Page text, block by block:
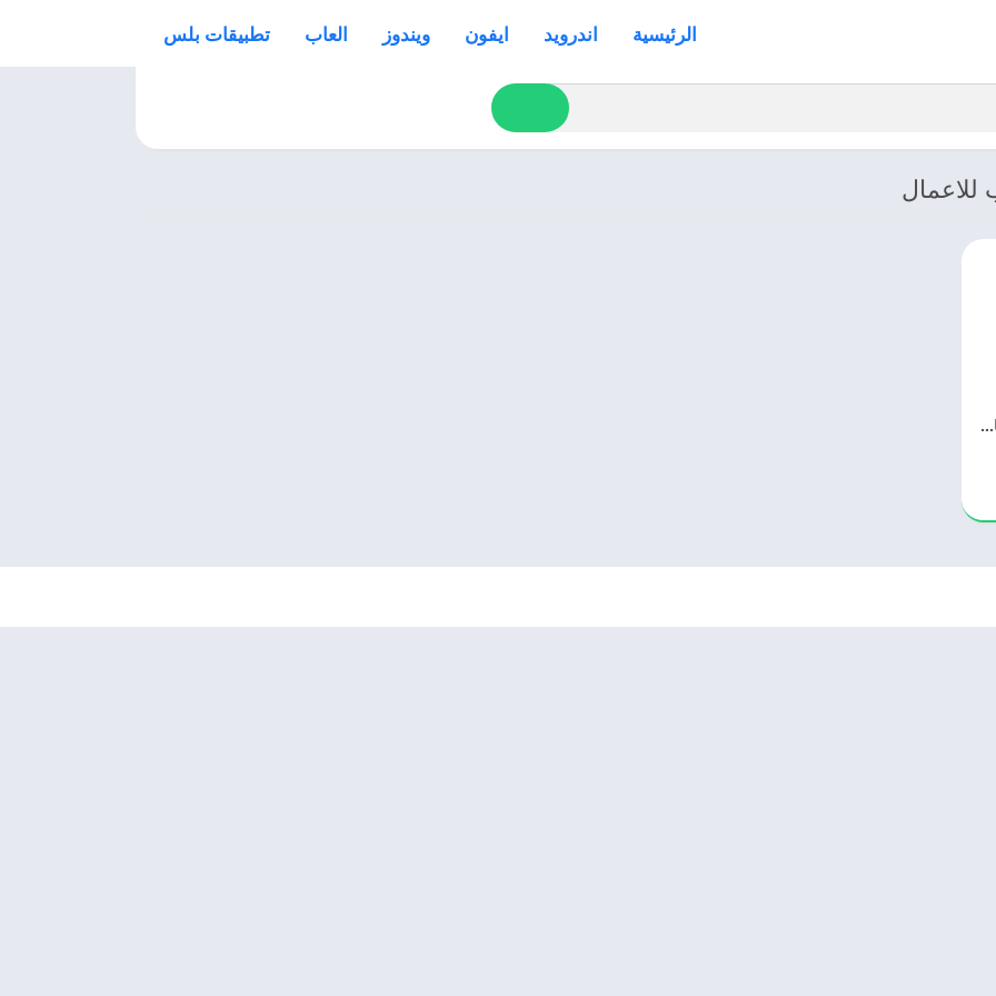
الرئيسية اندرويد ايفون ويندوز العاب تطبيقات بلس
للاعمال
تحميل واتساب الأعمال 2025 WhatsApp Business APK اخر اصدار مجانا